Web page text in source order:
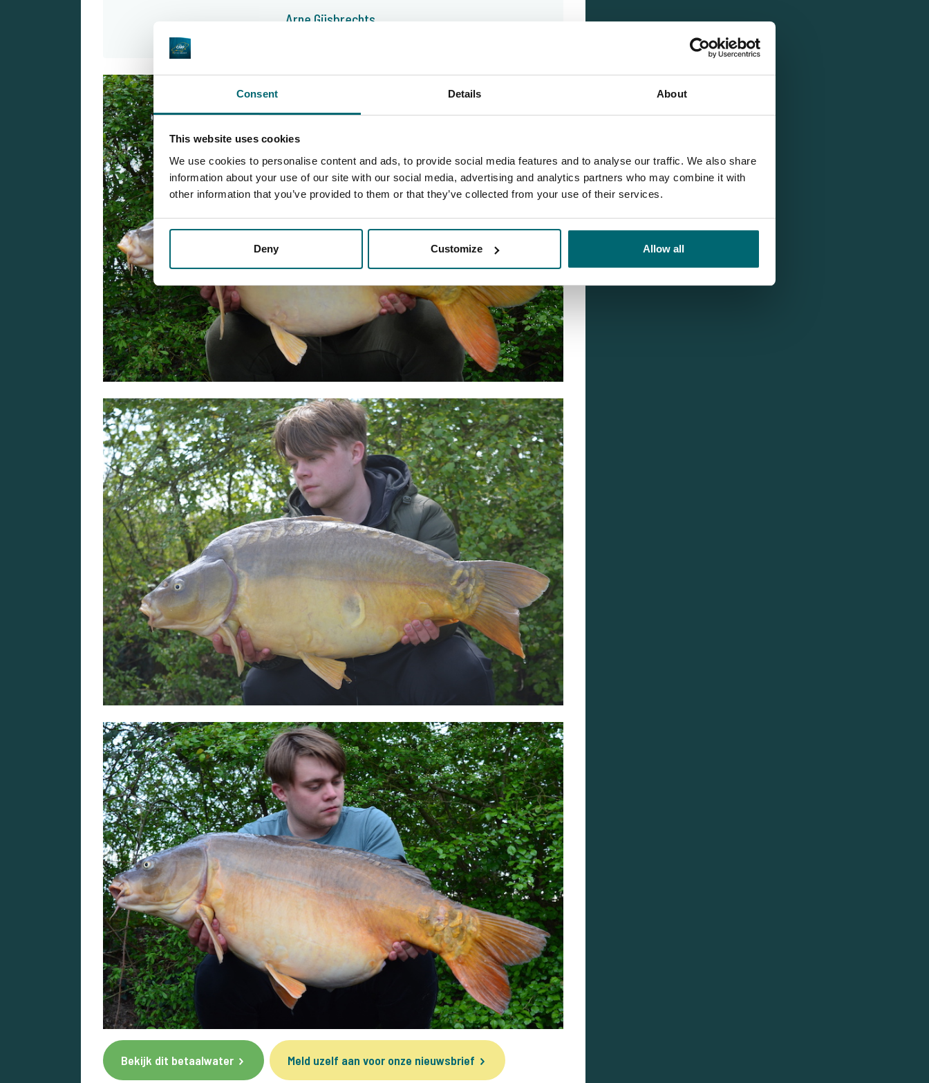
Consent Details About
This website uses cookies
We use cookies to personalise content and ads, to provide social media features and to analyse our traffic. We also share
information about your use of our site with our social media, advertising and analytics partners who may combine it with
other information that you’ve provided to them or that they’ve collected from your use of their services.
Deny Customize Allow all
Arne Gijsbrechts
Bekijk dit betaalwater Meld uzelf aan voor onze nieuwsbrief